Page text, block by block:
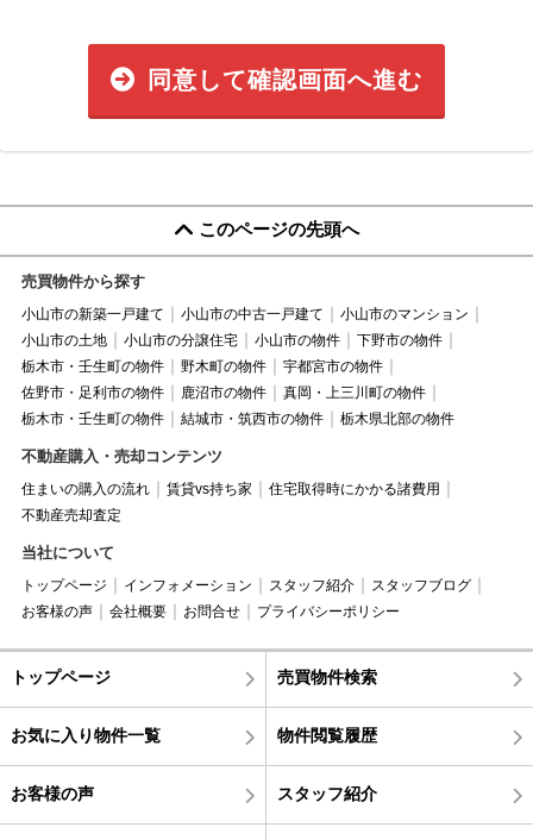
同意して確認画面へ進む
このページの先頭へ
売買物件から探す
小山市の新築一戸建て 小山市の中古一戸建て
小山市のマンション
小山市の土地
小山市の分譲住宅 小山市の物件
下野市の物件
栃木市・壬生町の物件
野木町の物件
宇都宮市の物件
佐野市・足利市の物件
鹿沼市の物件
真岡・上三川町の物件
栃木市・壬生町の物件
結城市・筑西市の物件 栃木県北部の物件
不動産購入・売却コンテンツ
住まいの購入の流れ 賃貸vs持ち家
住宅取得時にかかる諸費用
不動産売却査定
当社について
トップページ インフォメーション スタッフ紹介
スタッフブログ
お客様の声
会社概要 お問合せ プライバシーポリシー
トップページ 売買物件検索
お気に入り物件一覧 物件閲覧履歴
お客様の声 スタッフ紹介